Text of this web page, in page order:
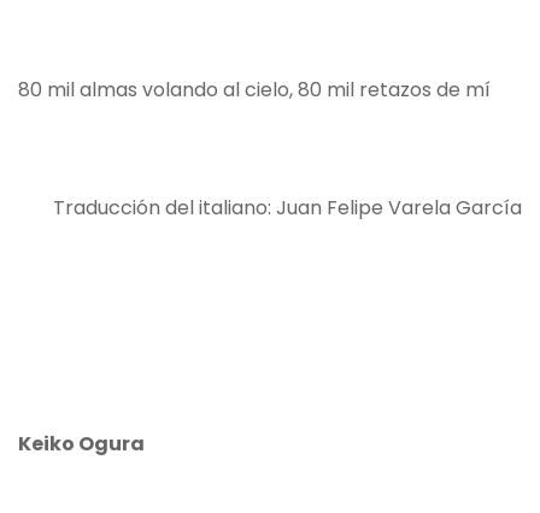
80 mil almas volando al cielo, 80 mil retazos de mí
Traducción del italiano: Juan Felipe Varela García
Keiko Ogura